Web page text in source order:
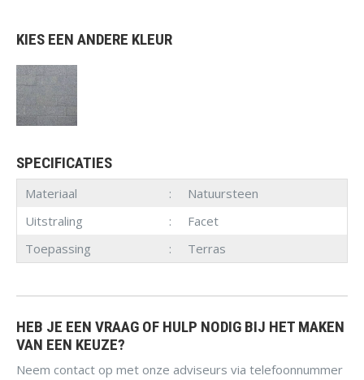
KIES EEN ANDERE KLEUR
SPECIFICATIES
Materiaal
Natuursteen
Uitstraling
Facet
Toepassing
Terras
HEB JE EEN VRAAG OF HULP NODIG BIJ HET MAKEN
VAN EEN KEUZE?
Neem contact op met onze adviseurs via telefoonnummer